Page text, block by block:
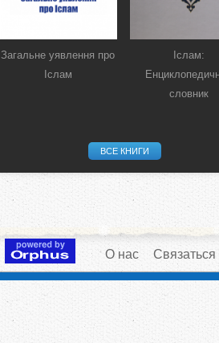
Загальне уявлення про
Іслам
Іслам:
словник
ВСЕ КНИГИ
О нас